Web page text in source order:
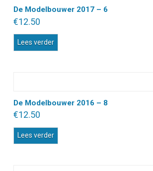
De Modelbouwer 2017 – 6
€12.50
Lees verder
De Modelbouwer 2016 – 8
€12.50
Lees verder